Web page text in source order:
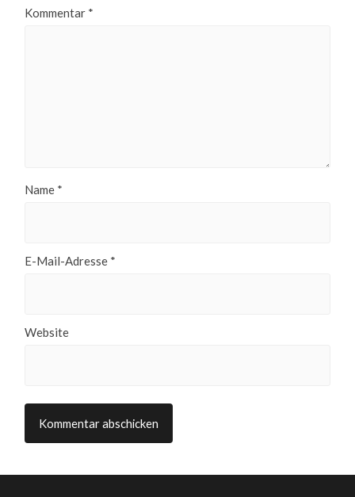
Kommentar *
Name *
E-Mail-Adresse *
Website